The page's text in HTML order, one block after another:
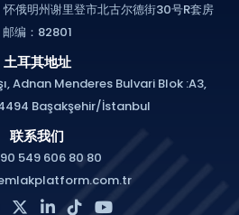
俄明州谢里登市北古尔德街30号R套房
邮编：82801
土耳其地址
Adnan Menderes Bulvari Blok :A3,
Başakşehir/İstanbul
联系我们
549 606 80 80